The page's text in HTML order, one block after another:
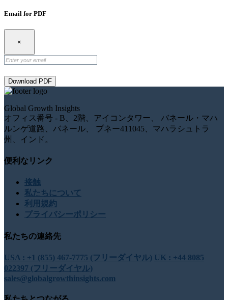
Email for PDF
×
Download PDF
Global Growth Insights
オフィス番号 - B、2階、アイコンタワー、 バネール・マハ
ルンゲ道路、バネール、 プネー411045、マハラシュトラ
州、インド。
便利なリンク
接触
私たちについて
利用規約
プライバシーポリシー
私たちの連絡先
USA : +1 (855) 467-7775 (フリーダイヤル) UK : +44 8085
022397 (フリーダイヤル)
sales@globalgrowthinsights.com